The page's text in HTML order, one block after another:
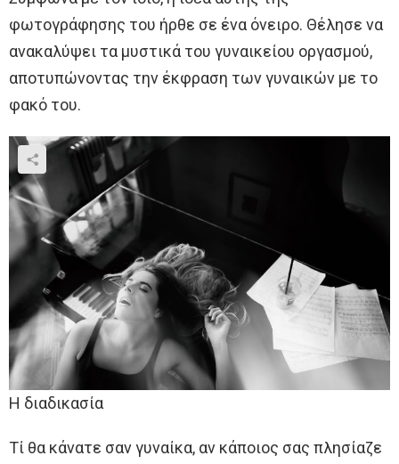
φωτογράφησης του ήρθε σε ένα όνειρο. Θέλησε να
ανακαλύψει τα μυστικά του γυναικείου οργασμού,
αποτυπώνοντας την έκφραση των γυναικών με το
φακό του.
Η διαδικασία
Τί θα κάνατε σαν γυναίκα, αν κάποιος σας πλησίαζε